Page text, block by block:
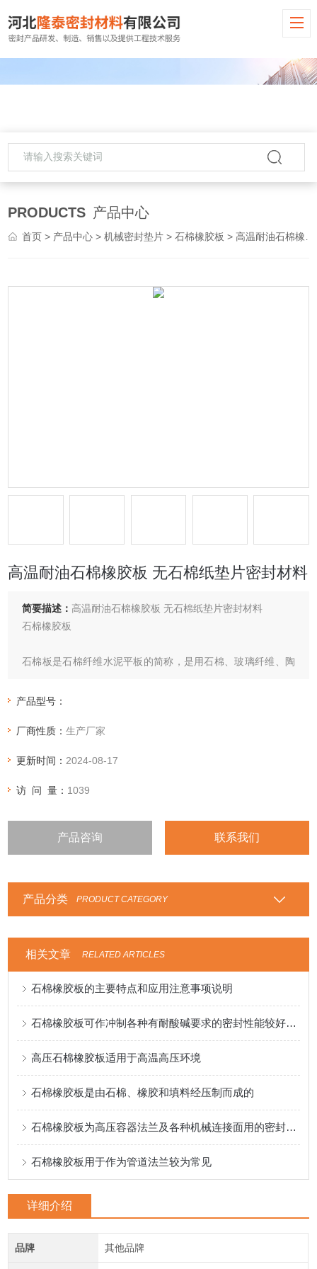
PRODUCTS 产品中心
首页 > 产品中心 >机械密封垫片 >石棉橡胶板 > 高温耐油石棉橡胶板 无石棉纸垫片密封材料
高温耐油石棉橡胶板 无石棉纸垫片密封材料
简要描述： 高温耐油石棉橡胶板 无石棉纸垫片密封材料
石棉橡胶板
石棉板是石棉纤维水泥平板的简称，是用石棉、玻璃纤维、陶
受压力、能够承受1400℃左右。可用于绝热、保温隔音、锅
产品型号：
厂商性质：生产厂家
更新时间： 2024-08-17
访 问 量： 1039
产品咨询 联系我们
产品分类 PRODUCT CATEGORY
相关文章 RELATED ARTICLES
石棉橡胶板的主要特点和应用注意事项说明
石棉橡胶板可作冲制各种有耐酸碱要求的密封性能较好的垫圈
高压石棉橡胶板适用于高温高压环境
石棉橡胶板是由石棉、橡胶和填料经压制而成的
石棉橡胶板为高压容器法兰及各种机械连接面用的密封材料的材料
石棉橡胶板用于作为管道法兰较为常见
详细介绍
品牌 其他品牌